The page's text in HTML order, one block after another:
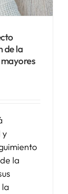
de la
y
la